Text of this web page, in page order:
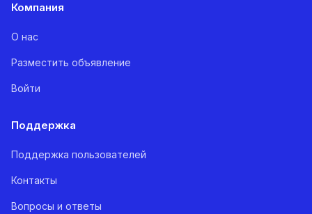
Компания
О нас
Разместить объявление
Войти
Поддержка
Поддержка пользователей
Контакты
Вопросы и ответы